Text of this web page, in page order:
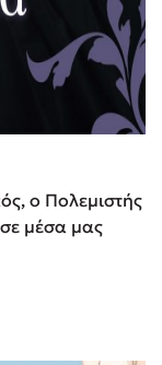
ο Πολεμιστής
μέσα μας